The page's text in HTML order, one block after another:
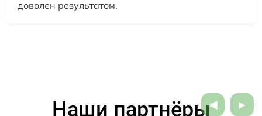
доволен результатом.
Наши партнёры